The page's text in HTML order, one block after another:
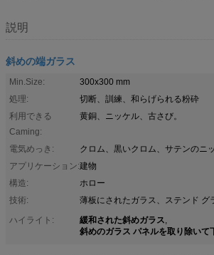
説明
斜めの端ガラス
Min.Size:
300x300 mm
処理:
切断、訓練、和らげられる粉砕
利用できる
Caming:
黄銅、ニッケル、古さび。
電気めっき:
クロム、黒いクロム、サテンのニ
アプリケーション:建物
構造:
ホロー
技術:
薄板にされたガラス、ステンド グ
ハイライト:
緩和された斜めガラス,
斜めのガラス パネルを取り除いて